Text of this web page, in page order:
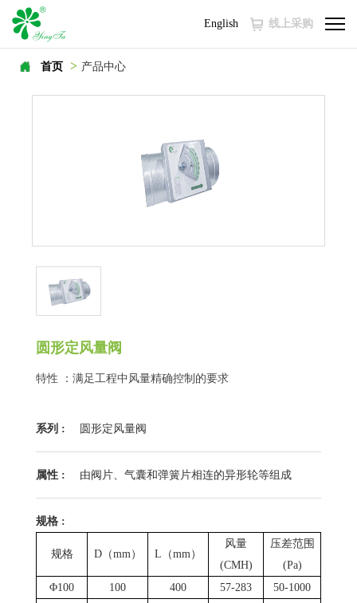
English 线上采购
首页 > 产品中心
圆形定风量阀
特性 ：满足工程中风量精确控制的要求
系列 : 圆形定风量阀
属性 : 由阀片、气囊和弹簧片相连的异形轮等组成
规格 :
规格 D（mm） L（mm）
风量
(CMH)
压差范围
(Pa)
Φ100
100 400 57-283
50-1000